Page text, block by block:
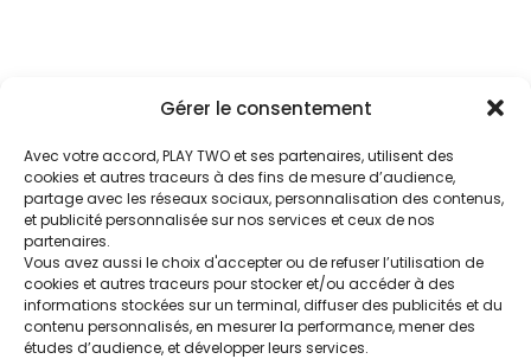
Gérer le consentement
Avec votre accord, PLAY TWO et ses partenaires, utilisent des
cookies et autres traceurs à des fins de mesure d’audience,
partage avec les réseaux sociaux, personnalisation des contenus,
et publicité personnalisée sur nos services et ceux de nos
partenaires.
Vous avez aussi le choix d'accepter ou de refuser l’utilisation de
cookies et autres traceurs pour stocker et/ou accéder à des
informations stockées sur un terminal, diffuser des publicités et du
contenu personnalisés, en mesurer la performance, mener des
études d’audience, et développer leurs services.
Ces articles pourraient
vous intéresser